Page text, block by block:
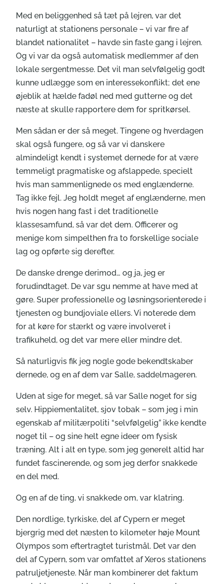
Med en beliggenhed så tæt på lejren, var det
naturligt at stationens personale – vi var fire af
blandet nationalitet – havde sin faste gang i lejren.
Og vi var da også automatisk medlemmer af den
lokale sergentmesse. Det vil man selvfølgelig godt
kunne udlægge som en interessekonflikt; det ene
øjeblik at hælde fadøl ned med gutterne og det
næste at skulle rapportere dem for spritkørsel.
Men sådan er der så meget. Tingene og hverdagen
skal også fungere, og så var vi danskere
almindeligt kendt i systemet dernede for at være
temmeligt pragmatiske og afslappede, specielt
hvis man sammenlignede os med englænderne.
Tag ikke fejl. Jeg holdt meget af englænderne, men
hvis nogen hang fast i det traditionelle
klassesamfund, så var det dem. Officerer og
menige kom simpelthen fra to forskellige sociale
lag og opførte sig derefter.
De danske drenge derimod… og ja, jeg er
forudindtaget. De var sgu nemme at have med at
gøre. Super professionelle og løsningsorienterede i
tjenesten og bundjoviale ellers. Vi noterede dem
for at køre for stærkt og være involveret i
trafikuheld, og det var mere eller mindre det.
Så naturligvis fik jeg nogle gode bekendtskaber
dernede, og en af dem var Salle, saddelmageren.
Uden at sige for meget, så var Salle noget for sig
selv. Hippiementalitet, sjov tobak – som jeg i min
egenskab af militærpoliti “selvfølgelig” ikke kendte
noget til – og sine helt egne ideer om fysisk
træning. Alt i alt en type, som jeg generelt altid har
fundet fascinerende, og som jeg derfor snakkede
en del med.
Og en af de ting, vi snakkede om, var klatring.
Den nordlige, tyrkiske, del af Cypern er meget
bjergrig med det næsten to kilometer høje Mount
Olympos som eftertragtet turistmål. Det var den
del af Cypern, som var omfattet af Xeros stationens
patruljetjeneste. Når man kombinerer det faktum